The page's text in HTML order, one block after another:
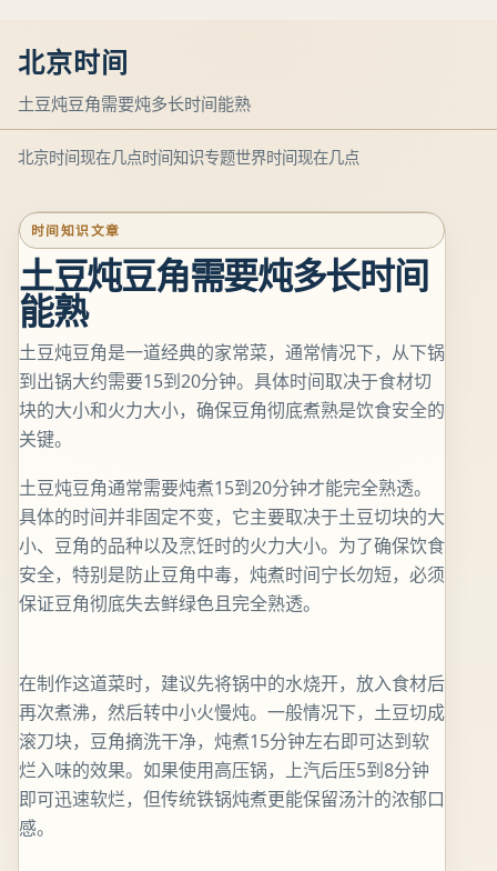
北京时间
土豆炖豆角需要炖多长时间能熟
北京时间现在几点时间知识专题世界时间现在几点
时间知识文章
土豆炖豆角需要炖多长时间
能熟
土豆炖豆角是一道经典的家常菜，通常情况下，从下锅
到出锅大约需要15到20分钟。具体时间取决于食材切
块的大小和火力大小，确保豆角彻底煮熟是饮食安全的
关键。
土豆炖豆角通常需要炖煮15到20分钟才能完全熟透。
具体的时间并非固定不变，它主要取决于土豆切块的大
小、豆角的品种以及烹饪时的火力大小。为了确保饮食
安全，特别是防止豆角中毒，炖煮时间宁长勿短，必须
保证豆角彻底失去鲜绿色且完全熟透。
在制作这道菜时，建议先将锅中的水烧开，放入食材后
再次煮沸，然后转中小火慢炖。一般情况下，土豆切成
滚刀块，豆角摘洗干净，炖煮15分钟左右即可达到软
烂入味的效果。如果使用高压锅，上汽后压5到8分钟
即可迅速软烂，但传统铁锅炖煮更能保留汤汁的浓郁口
感。